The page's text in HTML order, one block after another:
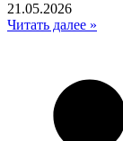
21.05.2026
Читать далее »